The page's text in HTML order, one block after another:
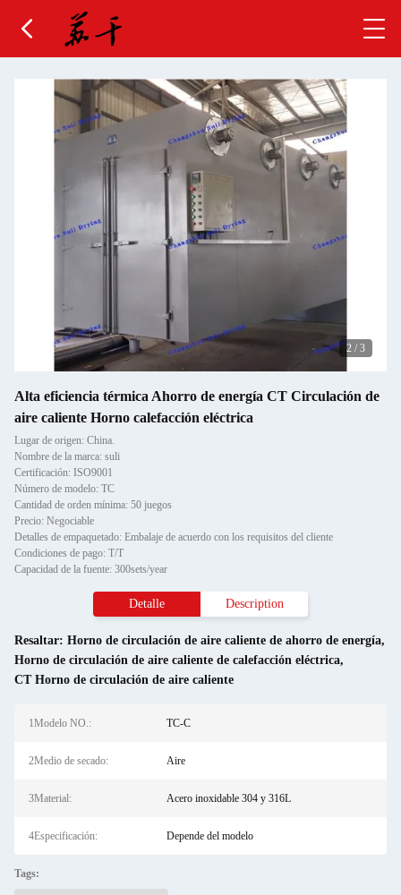
2 / 3
Alta eficiencia térmica Ahorro de energía CT Circulación de
aire caliente Horno calefacción eléctrica
Lugar de origen: China.
Nombre de la marca: suli
Certificación: ISO9001
Número de modelo: TC
Cantidad de orden mínima: 50 juegos
Precio: Negociable
Detalles de empaquetado: Embalaje de acuerdo con los requisitos del cliente
Condiciones de pago: T/T
Capacidad de la fuente: 300sets/year
Detalle Description
Resaltar: Horno de circulación de aire caliente de ahorro de energía,
Horno de circulación de aire caliente de calefacción eléctrica,
CT Horno de circulación de aire caliente
1Modelo NO.: TC-C
2Medio de secado: Aire
3Material: Acero inoxidable 304 y 316L
4Especificación: Depende del modelo
Tags: